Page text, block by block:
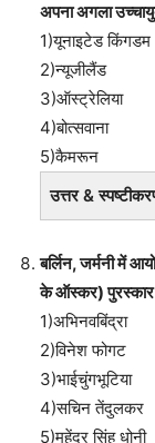
अपना अगला
1)यूनाइटेड किंगडम
2)न्यूजीलैंड
3)ऑस्ट्रेलिया
4)बोत्सवाना
5)कैमरून
उत्तर &
बर्लिन, जर्मनी में
के ऑस्कर) पुरस्कार
1)अभिनवबिंद्रा
2)विनेश फोगट
3)भाईचुंगभूटिया
4)सचिन तेंदुलकर
5)महेंद्र सिंह धोनी